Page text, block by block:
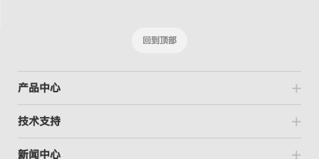
回到顶部
产品中心
技术支持
新闻中心